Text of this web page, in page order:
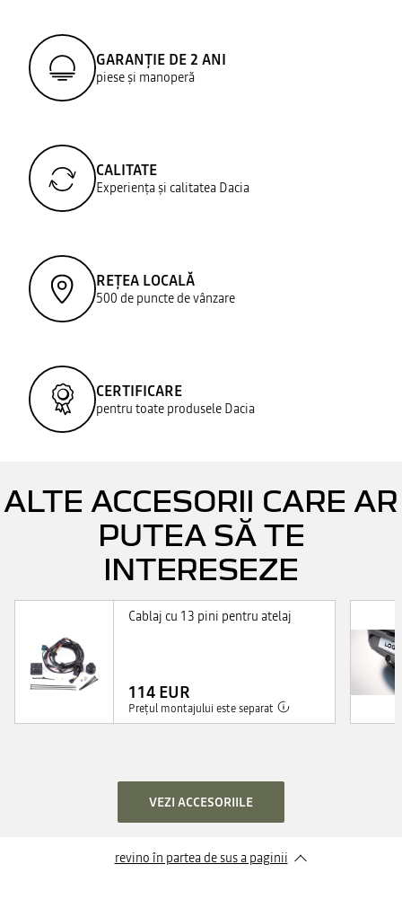
GARANȚIE DE 2 ANI
piese și manoperă
CALITATE
Experiența și calitatea Dacia
REȚEA LOCALĂ
500 de puncte de vânzare
CERTIFICARE
pentru toate produsele Dacia
ALTE ACCESORII CARE AR
PUTEA SĂ TE
INTERESEZE
Cablaj cu 13 pini pentru atelaj
114 EUR
Prețul montajului este separat
VEZI ACCESORIILE
revino în partea de sus a paginii